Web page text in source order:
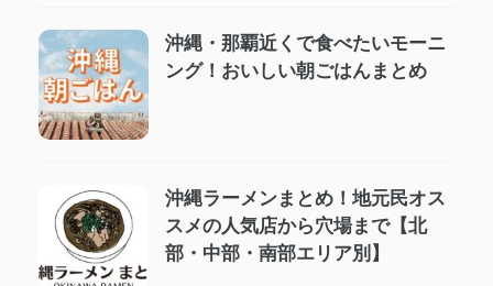
沖縄・那覇近くで食べたいモーニ
ング！おいしい朝ごはんまとめ
沖縄ラーメンまとめ！地元民オス
スメの人気店から穴場まで【北
部・中部・南部エリア別】